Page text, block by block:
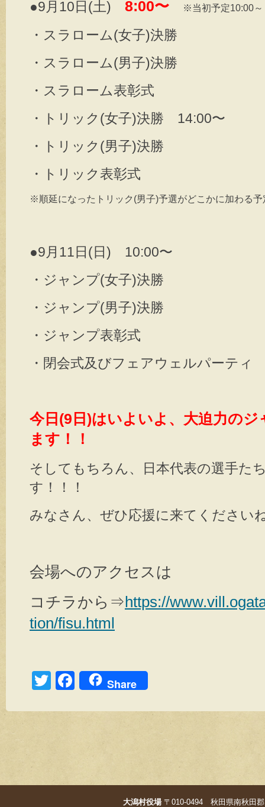
●9月10日(土) 8:00〜 ※当初予定10:00～
・スラローム(女子)決勝
・スラローム(男子)決勝
・スラローム表彰式
・トリック(女子)決勝 14:00〜
・トリック(男子)決勝
・トリック表彰式
※順延になったトリック(男子)予選がどこかに加わる予
●9月11日(日) 10:00〜
・ジャンプ(女子)決勝
・ジャンプ(男子)決勝
・ジャンプ表彰式
・閉会式及びフェアウェルパーテ
今日(9日)はいよいよ、大迫力の
ます！！
そしてもちろん、日本代表の選手た
す！！！
みなさん、ぜひ応援に来てください
会場へのアクセスは
コチラから⇒https://
tion/fisu.html
T
tt
F
c
Share
大潟村役場〒010-0494 秋田県南秋田